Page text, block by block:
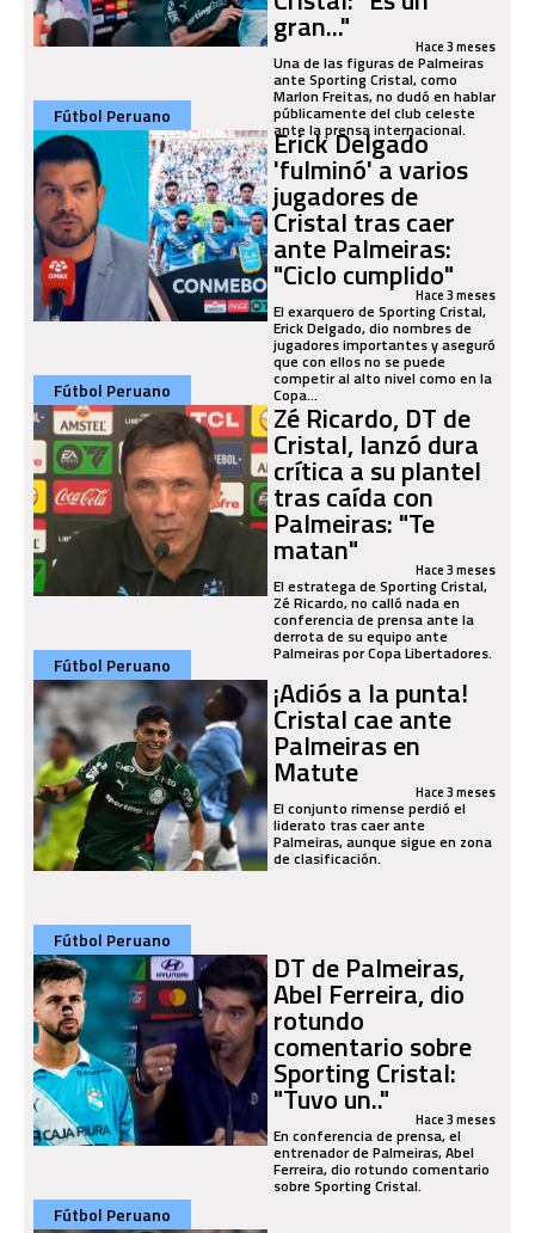
gran..." Hace 3 meses
Una de las figuras de Palmeiras
ante Sporting Cristal, como
Marlon Freitas, no dudó en hablar
públicamente del club celeste
ante la prensa internacional.
Fútbol Peruano
Erick Delgado
'fulminó' a varios
jugadores de
Cristal tras caer
ante Palmeiras:
"Ciclo cumplido"Hace 3 meses
El exarquero de Sporting Cristal,
Erick Delgado, dio nombres de
jugadores importantes y aseguró
que con ellos no se puede
competir al alto nivel como en la
Copa...
Fútbol Peruano
Zé Ricardo, DT de
Cristal, lanzó dura
crítica a su plantel
tras caída con
Palmeiras: "Te
matan" Hace 3 meses
El estratega de Sporting Cristal,
Zé Ricardo, no calló nada en
conferencia de prensa ante la
derrota de su equipo ante
Palmeiras por Copa Libertadores.
Fútbol Peruano
¡Adiós a la punta!
Cristal cae ante
Palmeiras en
Matute Hace 3 meses
El conjunto rimense perdió el
liderato tras caer ante
Palmeiras, aunque sigue en zona
de clasificación.
Fútbol Peruano
DT de Palmeiras,
Abel Ferreira, dio
rotundo
comentario sobre
Sporting Cristal:
"Tuvo un.." Hace 3 meses
En conferencia de prensa, el
entrenador de Palmeiras, Abel
Ferreira, dio rotundo comentario
sobre Sporting Cristal.
Fútbol Peruano